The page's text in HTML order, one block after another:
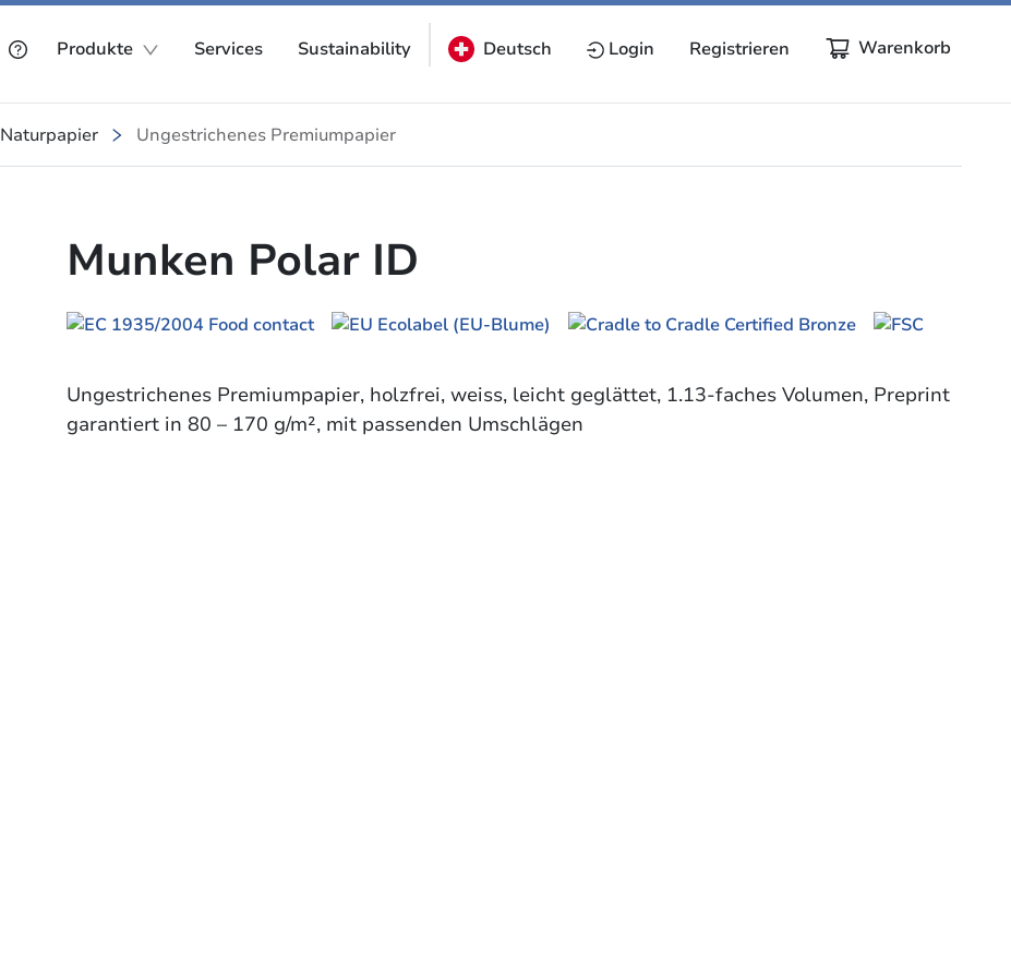
Produkte Services Sustainability Deutsch Login Registrieren Warenkorb
Naturpapier Ungestrichenes Premiumpapier
Munken Polar ID
Ungestrichenes Premiumpapier, holzfrei, weiss, leicht geglättet, 1.13-faches Volumen, Preprint
garantiert in 80 – 170 g/m², mit passenden Umschlägen